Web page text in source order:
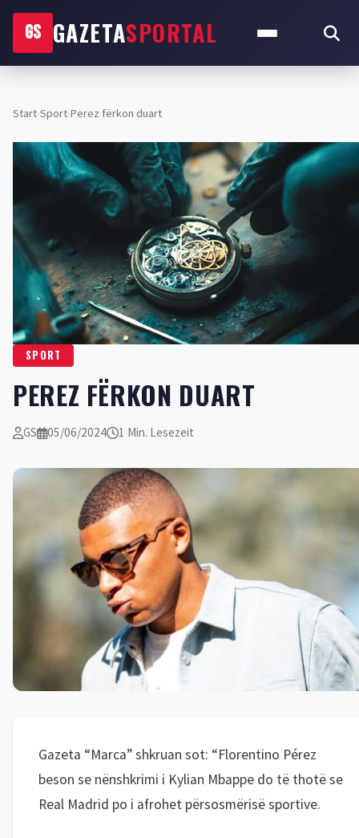
GS GAZETASPORTAL
Start›Sport›Perez fërkon duart
SPORT
PEREZ FËRKON DUART
GS 05/06/2024 1 Min. Lesezeit
Gazeta “Marca” shkruan sot: “Florentino Pérez
beson se nënshkrimi i Kylian Mbappe do të thotë se
Real Madrid po i afrohet përsosmërisë sportive.